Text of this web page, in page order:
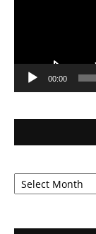
00:00
Arsip
Berita